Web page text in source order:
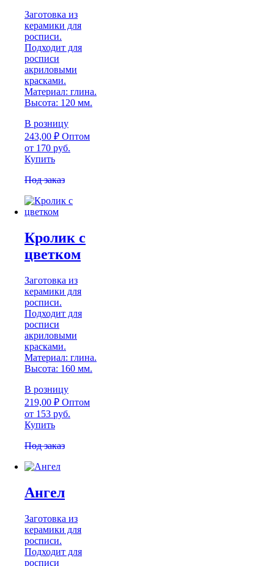
Заготовка из
керамики для
росписи.
Подходит для
росписи
акриловыми
красками.
Материал: глина.
Высота: 120 мм.
В розницу
243,00 ₽ Оптом
от 170 руб.
Купить
Под заказ
Кролик с
цветком
Заготовка из
керамики для
росписи.
Подходит для
росписи
акриловыми
красками.
Материал: глина.
Высота: 160 мм.
В розницу
219,00 ₽ Оптом
от 153 руб.
Купить
Под заказ
Ангел
Заготовка из
керамики для
росписи.
Подходит для
росписи